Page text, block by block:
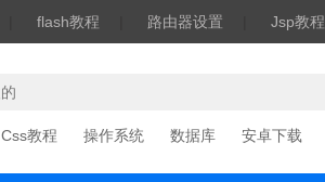
flash教程 路由器设置 Jsp教程
Css教程 操作系统 数据库 安卓下载